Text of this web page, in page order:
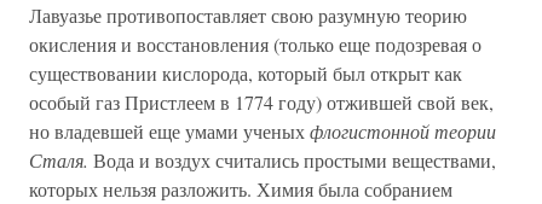
Лавуазье противопоставляет свою разумную теорию
окисления и восстановления (только еще подозревая о
существовании кислорода, который был открыт как
особый газ Пристлеем в 1774 году) отжившей свой век,
но владевшей еще умами ученыхфлогистонной теории
Сталя. Вода и воздух считались простыми веществами,
которых нельзя разложить. Химия была собранием